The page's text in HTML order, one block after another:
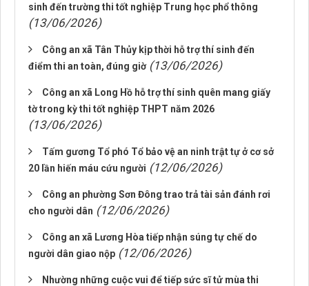
sinh đến trường thi tốt nghiệp Trung học phổ thông
(13/06/2026)
Công an xã Tân Thủy kịp thời hỗ trợ thí sinh đến
điểm thi an toàn, đúng giờ (13/06/2026)
Công an xã Long Hồ hỗ trợ thí sinh quên mang giấy
tờ trong kỳ thi tốt nghiệp THPT năm 2026
(13/06/2026)
Tấm gương Tổ phó Tổ bảo vệ an ninh trật tự ở cơ sở
20 lần hiến máu cứu người (12/06/2026)
Công an phường Sơn Đông trao trả tài sản đánh rơi
cho người dân (12/06/2026)
Công an xã Lương Hòa tiếp nhận súng tự chế do
người dân giao nộp (12/06/2026)
Nhường những cuộc vui để tiếp sức sĩ tử mùa thi